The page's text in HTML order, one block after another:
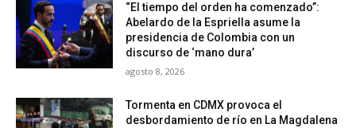
“El tiempo del orden ha comenzado”:
Abelardo de la Espriella asume la
presidencia de Colombia con un
discurso de ‘mano dura’
agosto 8, 2026
Tormenta en CDMX provoca el
desbordamiento de río en La Magdalena